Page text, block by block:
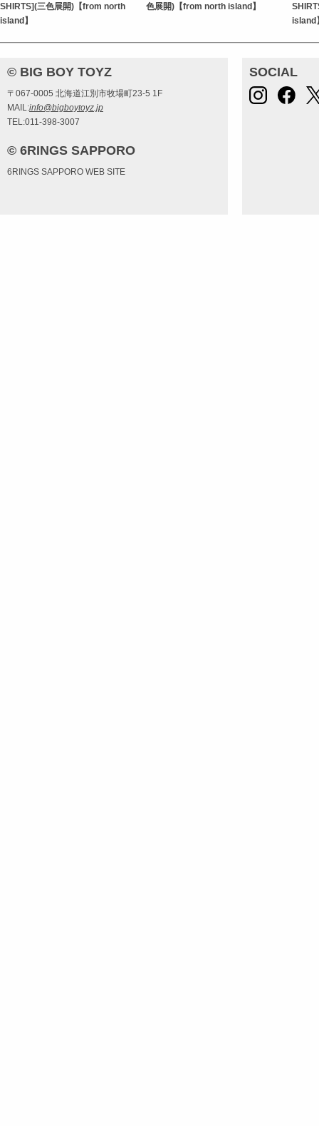
SHIRTS](三色展開)【from north
island】
色展開)【from north island】
island
© BIG BOY TOYZ
〒067-0005 北海道江別市牧場町23-5 1F
MAIL:info@bigboytoyz.jp
TEL:011-398-3007
© 6RINGS SAPPORO
6RINGS SAPPORO WEB SITE
SOCIAL